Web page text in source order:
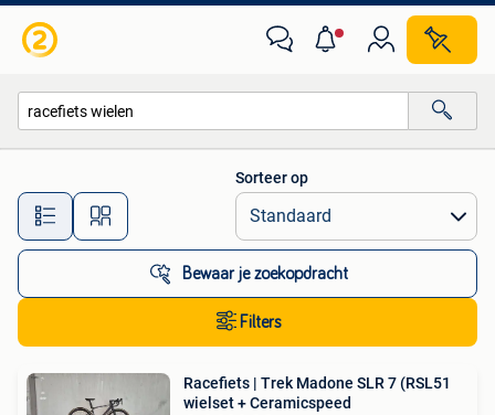
Alle afstanden…
Sorteer op
Bewaar je zoekopdracht
Filters
Racefiets | Trek Madone SLR 7 (RSL51
wielset + Ceramicspeed